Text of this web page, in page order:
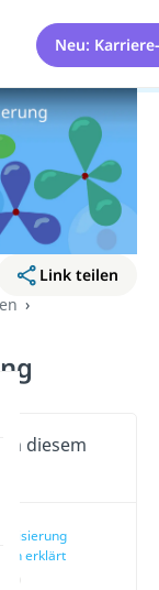
Neu:
Link teilen
in diesem
erklärt